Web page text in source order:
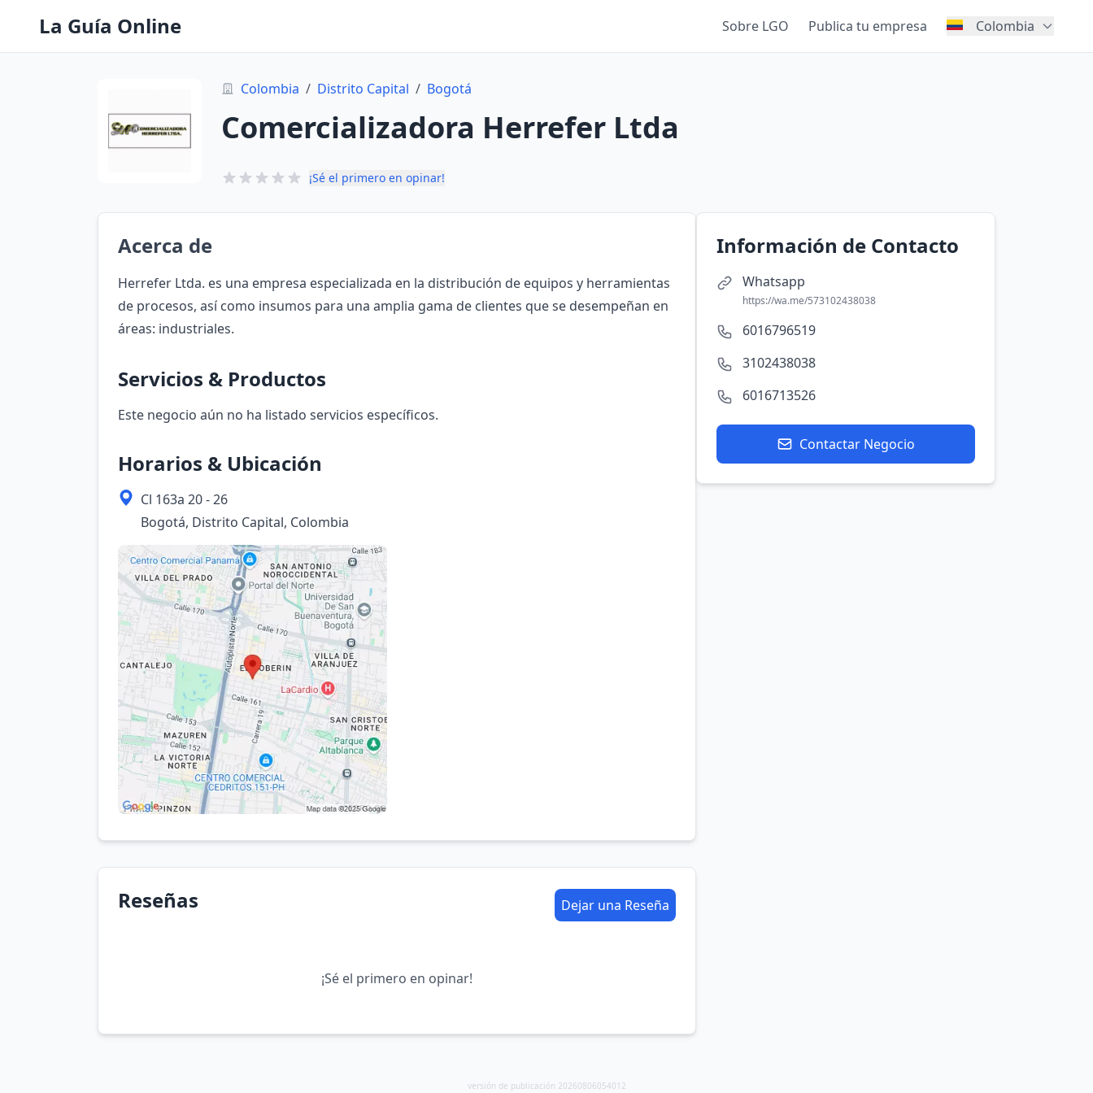
La Guía Online Sobre LGO Publica tu empresa Colombia
Colombia / Distrito Capital / Bogotá
Comercializadora Herrefer Ltda
¡Sé el primero en opinar!
Acerca de
Herrefer Ltda. es una empresa especializada en la distribución de equipos y herramientas
de procesos, así como insumos para una amplia gama de clientes que se desempeñan en
áreas: industriales.
Servicios & Productos
Este negocio aún no ha listado servicios específicos.
Horarios & Ubicación
Cl 163a 20 - 26
Bogotá, Distrito Capital, Colombia
Reseñas Dejar una Reseña
¡Sé el primero en opinar!
Información de Contacto
Whatsapp
https://wa.me/573102438038
6016796519
3102438038
6016713526
Contactar Negocio
versión de publicación 20260806054012